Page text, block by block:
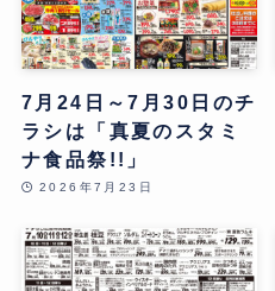
7月24日～7月30日のチ
ラシは「真夏のスタミ
ナ食品祭!!」
2026年7月23日